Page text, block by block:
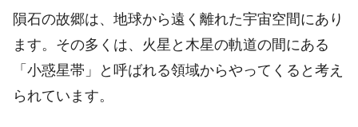
隕石の故郷は、地球から遠く離れた宇宙空間にあり
ます。その多くは、火星と木星の軌道の間にある
「小惑星帯」と呼ばれる領域からやってくると考え
られています。